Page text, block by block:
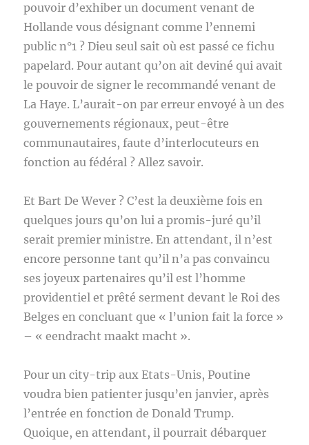
pouvoir d’exhiber un document venant de
Hollande vous désignant comme l’ennemi
public n°1 ? Dieu seul sait où est passé ce fichu
papelard. Pour autant qu’on ait deviné qui avait
le pouvoir de signer le recommandé venant de
La Haye. L’aurait-on par erreur envoyé à un des
gouvernements régionaux, peut-être
communautaires, faute d’interlocuteurs en
fonction au fédéral ? Allez savoir.
Et Bart De Wever ? C’est la deuxième fois en
quelques jours qu’on lui a promis-juré qu’il
serait premier ministre. En attendant, il n’est
encore personne tant qu’il n’a pas convaincu
ses joyeux partenaires qu’il est l’homme
providentiel et prêté serment devant le Roi des
Belges en concluant que « l’union fait la force »
– « eendracht maakt macht ».
Pour un city-trip aux Etats-Unis, Poutine
voudra bien patienter jusqu’en janvier, après
l’entrée en fonction de Donald Trump.
Quoique, en attendant, il pourrait débarquer